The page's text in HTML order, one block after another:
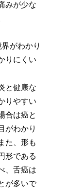
みが少な
がわかり
りにくい
と健康な
りやすい
合は癌と
がわかり
た、形も
形である
、舌癌は
が多いで